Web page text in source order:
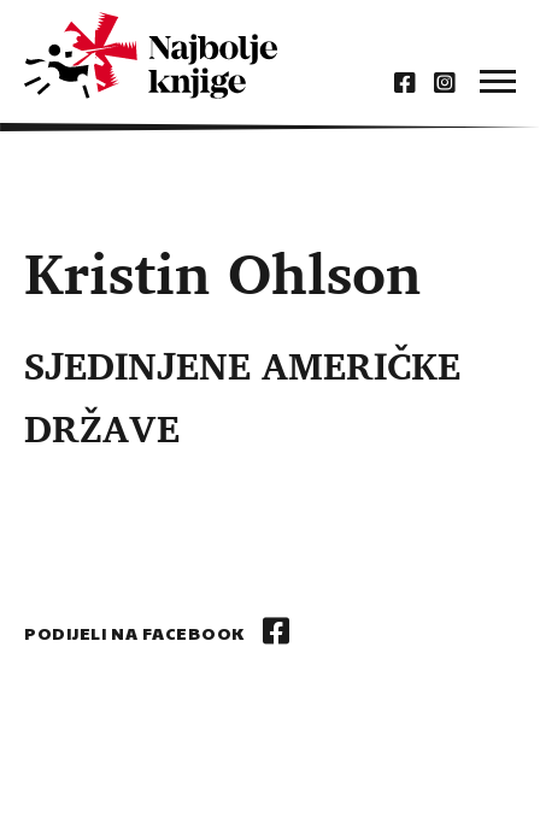
Kristin Ohlson
SJEDINJENE AMERIČKE
DRŽAVE
PODIJELI NA FACEBOOK